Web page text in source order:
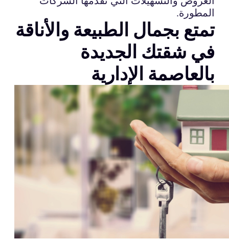
المطورة.
تمتع بجمال الطبيعة والأناقة
في شقتك الجديدة
بالعاصمة الإدارية